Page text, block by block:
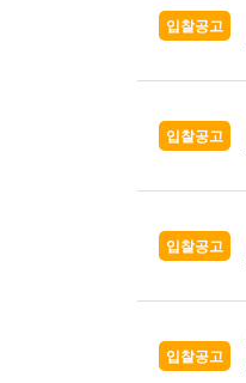
입찰공고
입찰공고
입찰공고
입찰공고